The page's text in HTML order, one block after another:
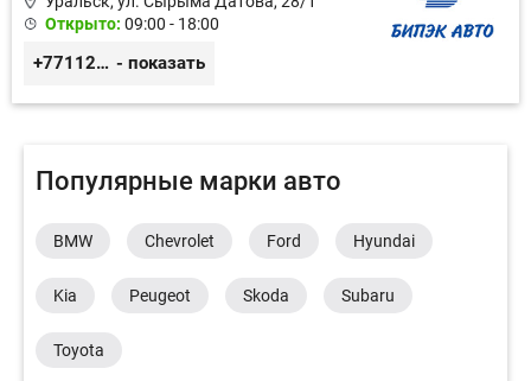
Открыто: 09:00 - 18:00
+77112244191 - показать
Популярные марки авто
BMW Chevrolet Ford Hyundai
Kia Peugeot Skoda Subaru
Toyota